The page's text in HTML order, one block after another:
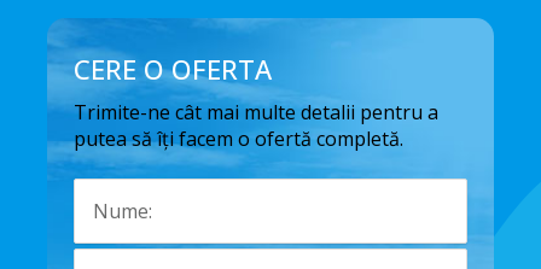
CERE O OFERTA
Trimite-ne cât mai multe detalii pentru a
putea să îți facem o ofertă completă.